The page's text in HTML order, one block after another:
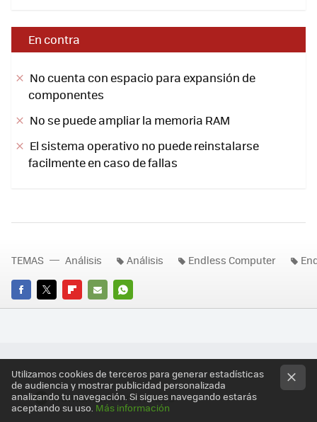
En contra
No cuenta con espacio para expansión de
componentes
No se puede ampliar la memoria RAM
El sistema operativo no puede reinstalarse
facilmente en caso de fallas
FACEBOOK
TWITTERFLIPBOARD
E-
WHATSAPP
TEMAS Análisis Análisis Endless Computer
Comentarios cerrados
Utilizamos cookies de terceros para generar estadísticas
de audiencia y mostrar publicidad personalizada
analizando tu navegación. Si sigues navegando estarás
aceptando su uso. Más información